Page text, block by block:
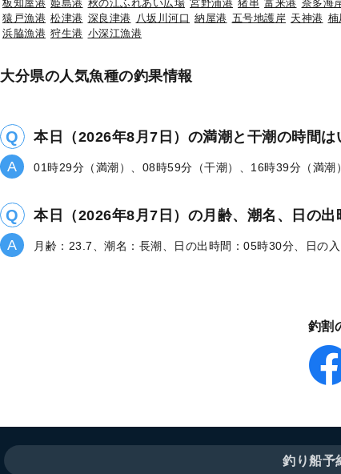
板知屋港 姫島港 秋の江ふれあい広場 宮野浦港 猪串 富来港 奈多海
猿戸漁港 松津港 深良津港 八坂川河口 納屋港 五号地護岸 天神港 楠
浜脇漁港 狩生港 小深江漁港
大分県の人気魚種の釣果情報
本日（2026年8月7日）の満潮と干潮の時間は
01時29分（満潮）、08時59分（干潮）、16時39分（満潮
本日（2026年8月7日）の月齢、潮名、日の
月齢：23.7、潮名：長潮、日の出時間：05時30分、日の
釣割
釣り船予